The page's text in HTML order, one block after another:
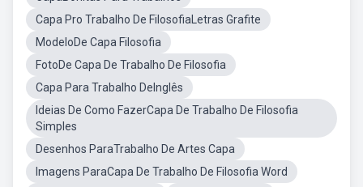
Capa Pro Trabalho De FilosofiaLetras Grafite
ModeloDe Capa Filosofia
FotoDe Capa De Trabalho De Filosofia
Capa Para Trabalho DeInglês
Ideias De Como FazerCapa De Trabalho De Filosofia
Simples
Desenhos ParaTrabalho De Artes Capa
Imagens ParaCapa De Trabalho De Filosofia Word